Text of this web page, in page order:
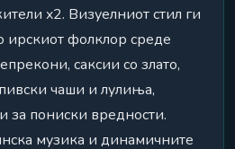
x2. Визуелниот стил ги
ирскиот фолклор среде
саксии со злато,
чаши и лулиња,
за пониски вредности.
музика и динамичните